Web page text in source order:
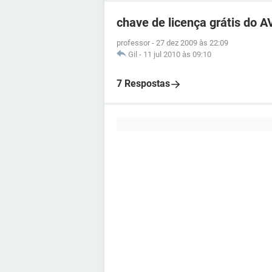
chave de licença grátis do
professor - 27 dez 2009 às 22:09
Gil - 11 jul 2010 às 09:10
7 Respostas